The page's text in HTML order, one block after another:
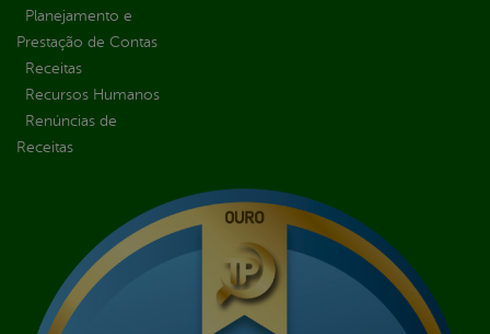
Planejamento e
Prestação de Contas
Receitas
Recursos Humanos
Renúncias de
Receitas